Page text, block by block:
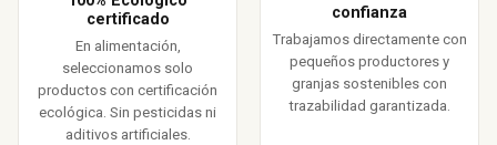
certificado
En alimentación,
seleccionamos solo
productos con certificación
ecológica. Sin pesticidas ni
aditivos artificiales.
confianza
Trabajamos directamente con
pequeños productores y
granjas sostenibles con
trazabilidad garantizada.